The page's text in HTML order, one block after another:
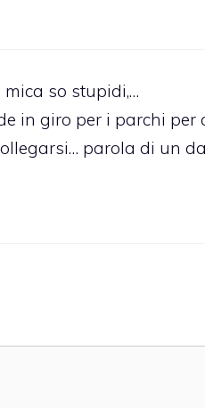
mica so stupidi,…
in giro per i parchi
parola di un